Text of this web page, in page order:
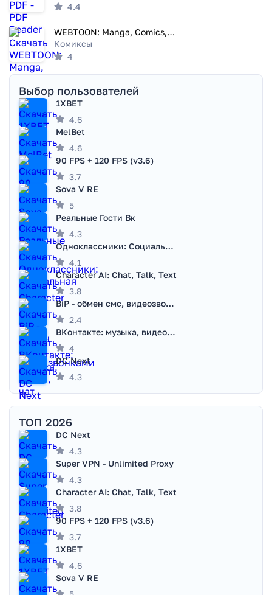
4.4
WEBTOON: Manga, Comics, Manhwa
Комиксы
4
Выбор пользователей
1XBET
4.6
MelBet
4.6
90 FPS + 120 FPS (v3.6)
3.7
Sova V RE
5
Реальные Гости Вк
4.3
Одноклассники: Социальная сеть
4.1
Character AI: Chat, Talk, Text
3.8
BiP - обмен смс, видеозвонками
2.4
ВКонтакте: музыка, видео, чат
4
DC Next
4.3
ТОП 2026
DC Next
4.3
Super VPN - Unlimited Proxy
4.3
Character AI: Chat, Talk, Text
3.8
90 FPS + 120 FPS (v3.6)
3.7
1XBET
4.6
Sova V RE